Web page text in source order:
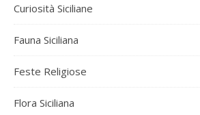
Curiosità Siciliane
Fauna Siciliana
Feste Religiose
Flora Siciliana